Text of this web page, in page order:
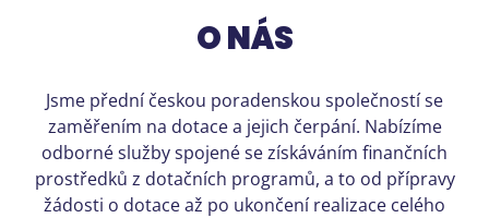
O NÁS
Jsme přední českou poradenskou společností se
zaměřením na dotace a jejich čerpání. Nabízíme
odborné služby spojené se získáváním finančních
prostředků z dotačních programů, a to od přípravy
žádosti o dotace až po ukončení realizace celého